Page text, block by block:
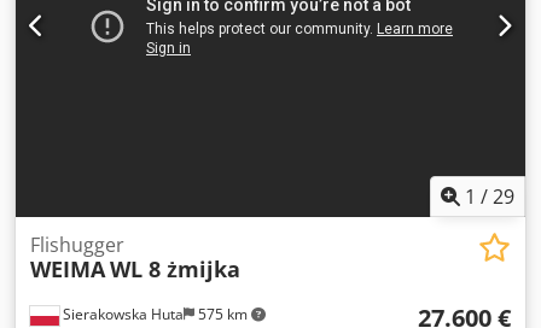
mm - Vægt: ca. 2000 kg FORDELE Dcedpfx Agozruc Us Aek –
Tysk produktion – Med båndføder – Autorevers – Brugt
flishugger i meget god stand Nettopris: 76.900 PLN
1 /29
Sierakowska Huta 575 km
Flishugger
WEIMAWL 8 żmijka
27.600 €